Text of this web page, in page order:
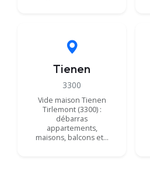
Tienen
3300
Vide maison Tienen
Tirlemont (3300) :
débarras
appartements,
maisons, balcons et…